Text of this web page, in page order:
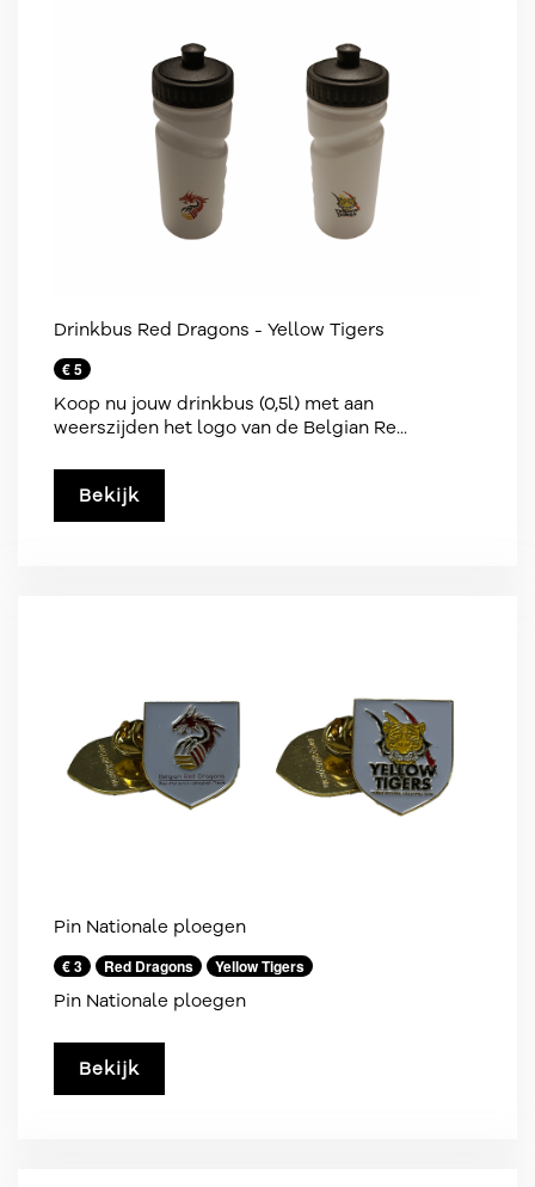
Drinkbus Red Dragons - Yellow Tigers
€ 5
Koop nu jouw drinkbus (0,5l) met aan
weerszijden het logo van de Belgian Re...
Bekijk
Pin Nationale ploegen
€ 3 Red Dragons Yellow Tigers
Pin Nationale ploegen
Bekijk